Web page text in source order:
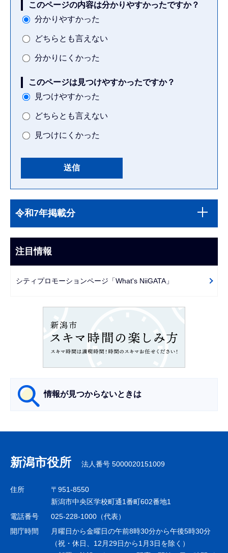
このページの内容は分かりやすかったですか？
分かりやすかった
どちらとも言えない
分かりにくかった
このページは見つけやすかったですか？
見つけやすかった
どちらとも言えない
見つけにくかった
文
こ
ま
で
ビ
ー
令和7年掲載分
注目情報
シティプロモーションページ「What's NiiGATA」
情報が見つからないときは
ナ
ビ
ゲ
シ
ョ
新潟市役所 法人番号 5000020151009
住所
〒951-8550
新潟市中央区学校町通1番町602番地1
電話番号
025-228-1000（代表）
開庁時間
月曜日から金曜日の午前8時30分から午後5時30分
（祝・休日、12月29日から1月3日を除く）